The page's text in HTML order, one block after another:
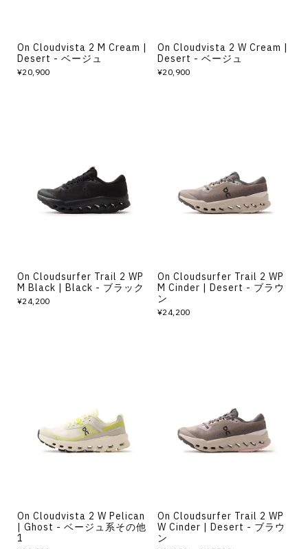
On Cloudvista 2 M Cream |
Desert - ベージュ
¥20,900
On Cloudvista 2 W Cream |
Desert - ベージュ
¥20,900
On Cloudsurfer Trail 2 WP
M Black | Black - ブラック
¥24,200
On Cloudsurfer Trail 2 WP
M Cinder | Desert - ブラウ
ン
¥24,200
On Cloudvista 2 W Pelican
| Ghost - ベージュ系その他
1
On Cloudsurfer Trail 2 WP
W Cinder | Desert - ブラウ
ン